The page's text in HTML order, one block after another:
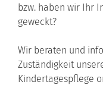
bzw. haben wir Ihr
geweckt?
Wir beraten und
Zuständigkeit
Kindertagespflege